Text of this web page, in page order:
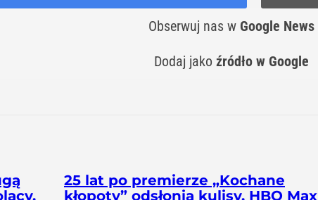
Obserwuj nas w Google News
Dodaj jako źródło w Google
25 lat po premierze „Kochane
kłopoty” odsłonią kulisy. HBO Max